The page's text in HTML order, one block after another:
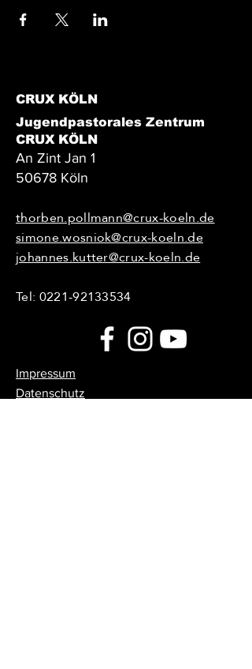
CRUX KÖLN
Jugendpastorales Zentrum
CRUX KÖLN
An Zint Jan 1
50678 Köln
thorben.pollmann@crux-koeln.de
simone.wosniok@crux-koeln.de
johannes.kutter@crux-koeln.de
Tel:0221-92133534
Impressum
Datenschutz